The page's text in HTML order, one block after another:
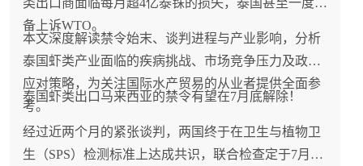
备上诉WTO。
本文深度解读禁令始末、谈判进程与产业影响，分析
泰国虾类产业面临的疾病挑战、市场竞争压力及政府
应对策略，为关注国际水产贸易的从业者提供全面参
考。
泰国虾类出口马来西亚的禁令有望在7月底解除！
经过近两个月的紧张谈判，两国终于在卫生与植物卫
生（SPS）检测标准上达成共识，联合检查定于7月21